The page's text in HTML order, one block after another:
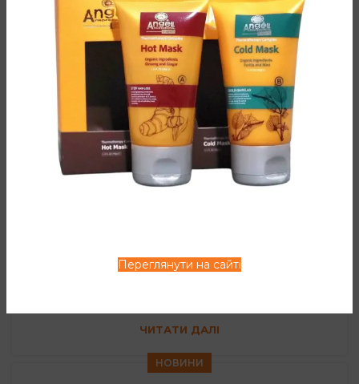
Переглянути на сайті
Менеджер
Пориньте в атмосферу Провансу, наповніться
красою природи! Органічна, професійна,
мікромолекулярна і високоефективна косметика для
ЧИТАТИ ДАЛІ
НОВИНИ
Фарбування колд брю: магія
Angel Professional з'ясував, що колд брю - дуже
ЧИТАТИ ДАЛІ
НОВИНИ